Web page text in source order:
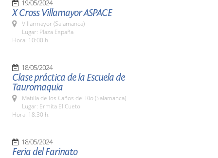
19/05/2024
X Cross Villamayor ASPACE
Villarmayor (Salamanca)
Lugar: Plaza España
Hora: 10:00 h.
18/05/2024
Clase práctica de la Escuela de
Tauromaquia
Matilla de los Caños del Río (Salamanca)
Lugar: Ermita El Cueto
Hora: 18:30 h.
18/05/2024
Feria del Farinato